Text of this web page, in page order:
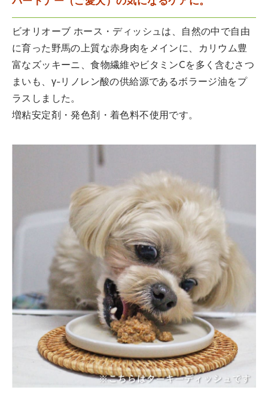
ビオリオーブ ホース・ディッシュは、自然の中で自由
に育った野馬の上質な赤身肉をメインに、カリウム豊
富なズッキーニ、食物繊維やビタミンCを多く含むさつ
まいも、γ-リノレン酸の供給源であるボラージ油をプ
ラスしました。
増粘安定剤・発色剤・着色料不使用です。